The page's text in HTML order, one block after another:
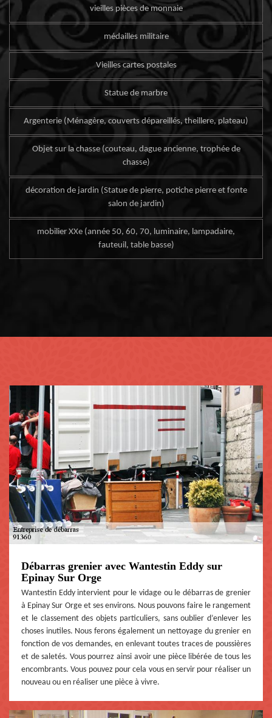
vieilles pièces de monnaie
médailles militaire
Vieilles cartes postales
Statue de marbre
Argenterie (Ménagère, couverts dépareillés, theillere, plateau)
Objet sur la chasse (couteau, dague ancienne, trophée de
chasse)
décoration de jardin (Statue de pierre, potiche pierre et fonte
salon de jardin)
mobilier XXe (année 50, 60, 70, luminaire, lampadaire,
fauteuil, table basse)
Débarras grenier avec Wantestin Eddy sur
Epinay Sur Orge
Wantestin Eddy intervient pour le vidage ou le débarras de grenier
à Epinay Sur Orge et ses environs. Nous pouvons faire le rangement
et le classement des objets particuliers, sans oublier d’enlever les
choses inutiles. Nous ferons également un nettoyage du grenier en
fonction de vos demandes, en enlevant toutes traces de poussières
et de saletés. Vous pourrez ainsi avoir une pièce libérée de tous les
encombrants. Vous pouvez pour cela vous en servir pour réaliser un
nouveau ou en réaliser une pièce à vivre.